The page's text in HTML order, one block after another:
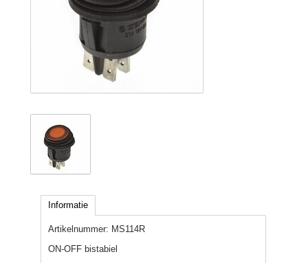
Informatie
Artikelnummer: MS114R
ON-OFF bistabiel